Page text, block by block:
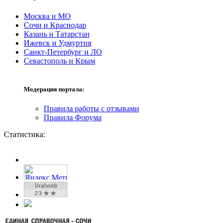
Москва и МО
Сочи и Краснодар
Казань и Татарстан
Ижевск и Удмуртия
Санкт-Петербург и ЛО
Севастополь и Крым
Модерация портала:
Правила работы с отзывами
Правила Форума
Статистика: